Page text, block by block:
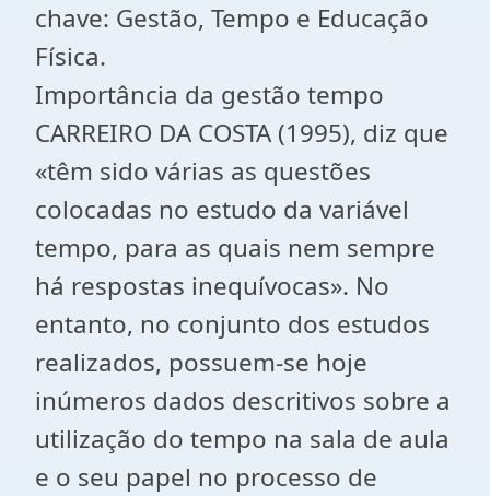
chave: Gestão, Tempo e Educação
Física.
Importância da gestão tempo
CARREIRO DA COSTA (1995), diz que
«têm sido várias as questões
colocadas no estudo da variável
tempo, para as quais nem sempre
há respostas inequívocas». No
entanto, no conjunto dos estudos
realizados, possuem-se hoje
inúmeros dados descritivos sobre a
utilização do tempo na sala de aula
e o seu papel no processo de